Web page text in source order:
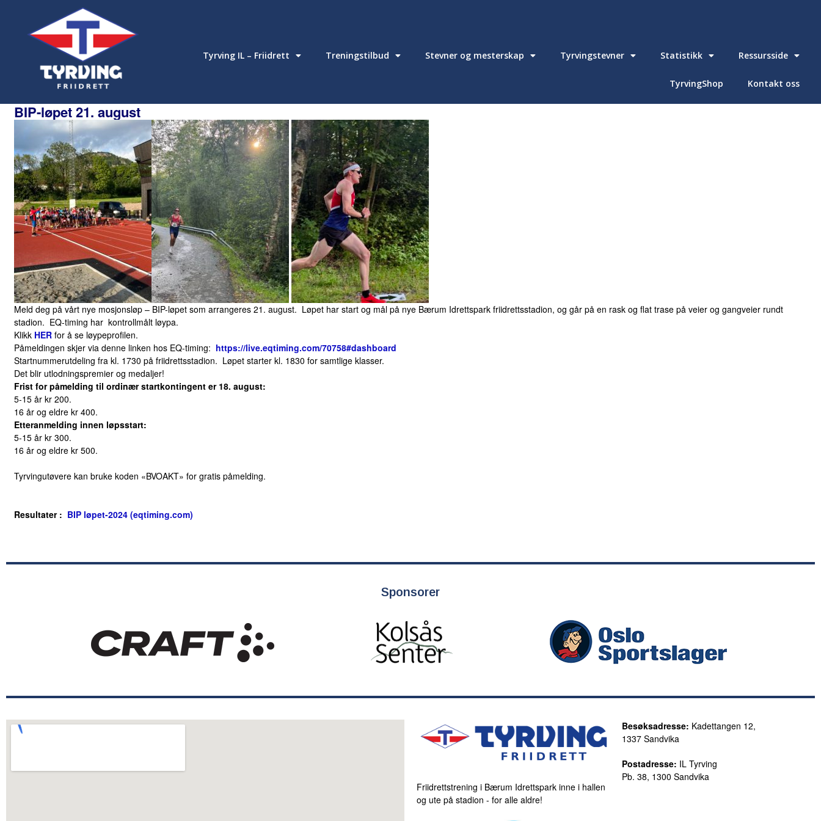
Tyrving IL – Friidrett Treningstilbud Stevner og mesterskap Tyrvingstevner Statistikk Ressursside
TyrvingShop Kontakt oss
BIP-løpet 21. august
Meld deg på vårt nye mosjonsløp – BIP-løpet som arrangeres 21. august. Løpet har start og mål på nye Bærum Idrettspark friidrettsstadion, og går på en rask og flat trase på veier og gangveier rundt
stadion. EQ-timing har kontrollmålt løypa.
Klikk HERfor å se løypeprofilen.
Påmeldingen skjer via denne linken hos EQ-timing: https://live.eqtiming.com/70758#dashboard
Startnummerutdeling fra kl. 1730 på friidrettsstadion. Løpet starter kl. 1830 for samtlige klasser.
Det blir utlodningspremier og medaljer!
Frist for påmelding til ordinær startkontingent er 18. august:
5-15 år kr 200.
16 år og eldre kr 400.
Etteranmelding innen løpsstart:
5-15 år kr 300.
16 år og eldre kr 500.
Tyrvingutøvere kan bruke koden «BVOAKT» for gratis påmelding.
Resultater : BIP løpet-2024 (eqtiming.com)
Sponsorer
Friidrettstrening i Bærum Idrettspark inne i hallen
og ute på stadion - for alle aldre!
Besøksadresse: Kadettangen 12,
1337 Sandvika
Postadresse: IL Tyrving
Pb. 38, 1300 Sandvika